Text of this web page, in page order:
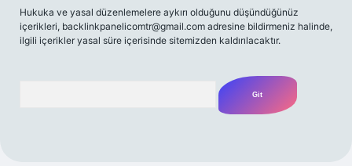
Hukuka ve yasal düzenlemelere aykırı olduğunu düşündüğünüz
içerikleri, backlinkpanelicomtr@gmail.com adresine bildirmeniz halinde,
ilgili içerikler yasal süre içerisinde sitemizden kaldırılacaktır.